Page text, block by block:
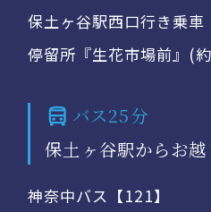
保土ヶ谷駅西口行き乗車
停留所『生花市場前』(
バス25分
保土ヶ谷駅からお
神奈中バス【121】